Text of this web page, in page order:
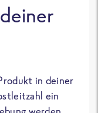
in deiner
ein